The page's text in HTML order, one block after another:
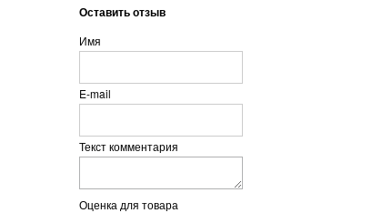
Оставить отзыв
Имя
E-mail
Текст комментария
Оценка для товара